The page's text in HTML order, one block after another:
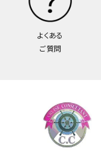
よくある
ご質問